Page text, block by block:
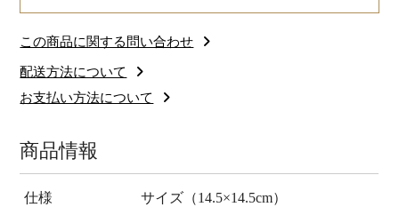
この商品に関する問い合わせ
配送方法について
お支払い方法について
商品情報
仕様 サイズ（14.5×14.5cm）